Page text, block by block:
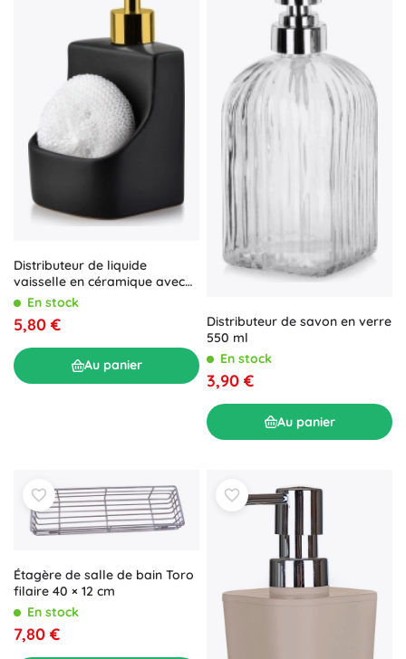
Distributeur de liquide
vaisselle en céramique avec
compartiment pour éponge,
En stock
5,80 €
Au panier
Distributeur de savon en verre
550 ml
En stock
3,90 €
Au panier
Étagère de salle de bain Toro
filaire 40 × 12 cm
En stock
7,80 €